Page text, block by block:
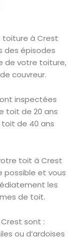
toiture à Crest
des épisodes
de votre toiture,
couvreur.
inspectées
toit de 20 ans
toit de 40 ans
toit à Crest
possible et vous
les
de toit.
sont :
ou d’ardoises